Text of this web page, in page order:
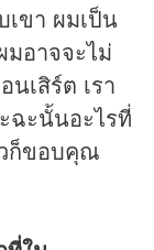
ขา ผมเป็น
มอาจจะไม่
นเสิร์ต เรา
ฉะนั้นอะไรที่
ก็ขอบคุณ